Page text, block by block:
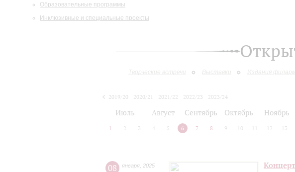
Образовательные программы
Инклюзивные и специальные проекты
Творческие встречи Выставки Издания
2019/20 2020/21 2021/22 2022/23
2023/24
Июль Август Сентябрь Октябрь Ноябрь
1 2 3 4 5 6 7 8 9 10 12 13
08 января 2025